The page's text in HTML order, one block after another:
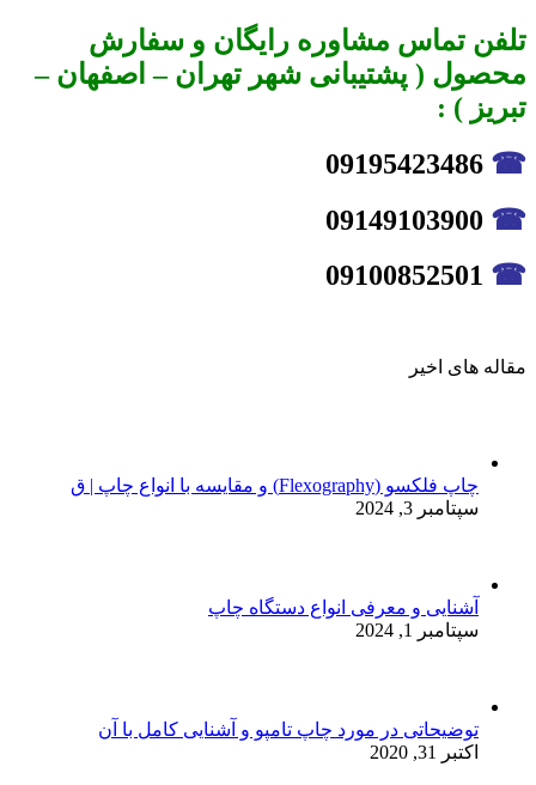
تلفن تماس مشاوره رایگان و سفارش
محصول ( پشتیبانی شهر تهران – اصفهان –
تبریز ) :
☎
☎
☎
مقاله های اخیر
چاپ فلکسو (Flexography) و مقایسه با انواع چاپ | ق
سپتامبر 3, 2024
آشنایی و معرفی انواع دستگاه چاپ
سپتامبر 1, 2024
توضیحاتی در مورد چاپ تامپو و آشنایی کامل با آن
اکتبر 31, 2020